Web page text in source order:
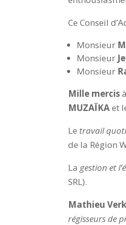
Ce Conseil
Monsieur
Monsieur
Monsieur
Mille mercis
MUZAÏKAet
Le travail
de la Région
Lagestion et
SRL).
Mathieu
régisseurs de